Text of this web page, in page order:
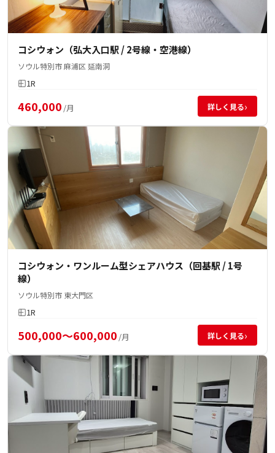
コシウォン（弘大入口駅 / 2号線・空港線）
ソウル特別市 麻浦区 延南洞
1R
460,000 /月 詳しく見る›
コシウォン・ワンルーム型シェアハウス（回基駅 / 1号
線）
ソウル特別市 東大門区
1R
500,000～600,000 /月 詳しく見る›